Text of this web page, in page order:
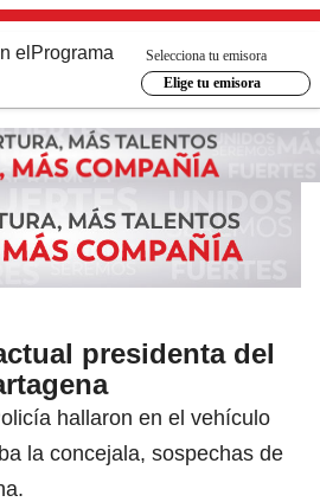
el Programa
Selecciona tu emisora
Elige tu emisora
presidenta del
hallaron en el vehículo
la concejala, sospechas de